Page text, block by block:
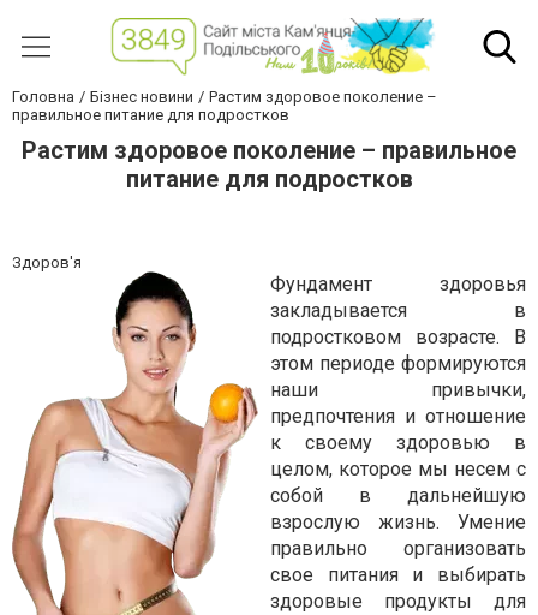
Головна Бізнес новини
Растим здоровое поколение –
правильное питание для подростков
Растим здоровое поколение – правильное
питание для подростков
Здоров'я
Фундамент здоровья
закладывается в
подростковом возрасте. В
этом периоде формируются
наши привычки,
предпочтения и отношение
к своему здоровью в
целом, которое мы несем с
собой в дальнейшую
взрослую жизнь. Умение
правильно организовать
свое питания и выбирать
здоровые продукты для